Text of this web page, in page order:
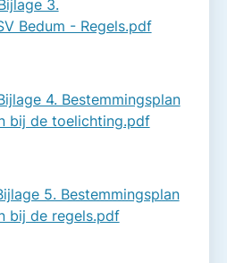
3.
Bedum - Regels.pdf
4. Bestemmingsplan
bij de toelichting.pdf
5. Bestemmingsplan
bij de regels.pdf